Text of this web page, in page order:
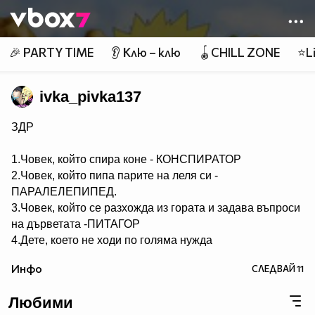
👾
🎉 PARTY TIME 👂 Клю – клю 🪀CHILL ZONE
ivka_pivka137
ЗДР
1.Човек, който спира коне - КОНСПИРАТОР
2.Човек, който пипа парите на леля си -
ПАРАЛЕЛЕПИПЕД.
3.Човек, който се разхожда из гората и задава въпроси
на дърветата -ПИТАГОР
4.Дете, което не ходи по голяма нужда
5.Хомосексуалист, който се изхожда по голяма нужда -
6.Човек, който ходи по голяма нужда по два пъти -
Инфо СЛЕДВАЙ11
Любими